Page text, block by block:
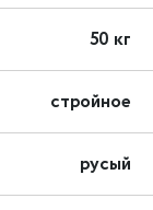
50 кг
стройное
русый